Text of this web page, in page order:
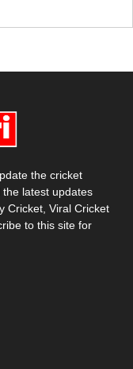
the cricket
latest updates
Cricket, Viral Cricket
to this site for